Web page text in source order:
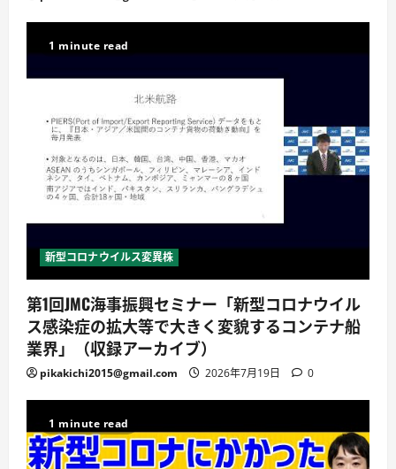
1 minute read
新型コロナウイルス変異株
第1回JMC海事振興セミナー「新型コロナウイル
ス感染症の拡大等で大きく変貌するコンテナ船
業界」（収録アーカイブ）
pikakichi2015@gmail.com 2026年7月19日 0
1 minute read